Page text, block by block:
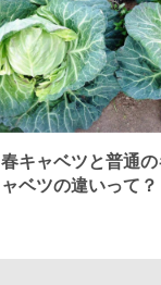
春キャベツと普通
ャベツの違いって？